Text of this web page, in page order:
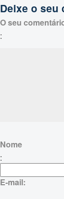
Deixe o seu
O seu
:
Nome
:
E-mail: